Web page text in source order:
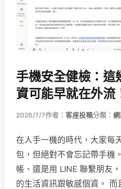
手機安全健檢：這
資可能早就在外流
2026/7/7作者： 客座投稿分類：
在人手一機的時代，大家每
包，但絕對不會忘記帶手機
帳、還是用 LINE 聯繫朋友
的生活資訊跟敏感個資。